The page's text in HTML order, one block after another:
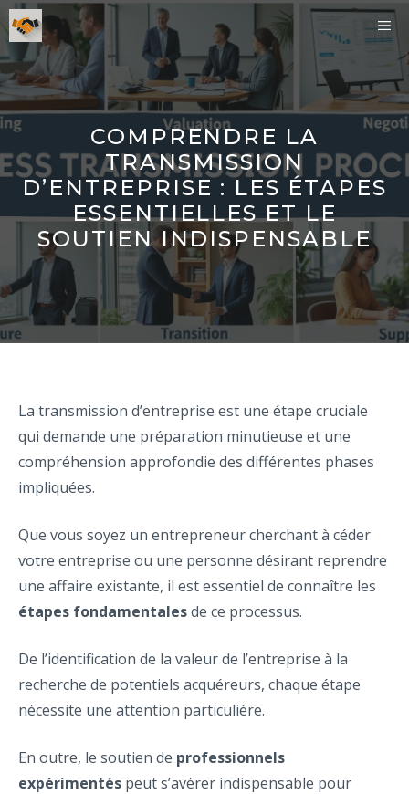
Aller
au
contenu
COMPRENDRE LA
TRANSMISSION
D’ENTREPRISE : LES ÉTAPES
ESSENTIELLES ET LE
SOUTIEN INDISPENSABLE
La transmission d’entreprise est une étape cruciale
qui demande une préparation minutieuse et une
compréhension approfondie des différentes phases
impliquées.
Que vous soyez un entrepreneur cherchant à céder
votre entreprise ou une personne désirant reprendre
une affaire existante, il est essentiel de connaître les
étapes fondamentalesde ce processus.
De l’identification de la valeur de l’entreprise à la
recherche de potentiels acquéreurs, chaque étape
nécessite une attention particulière.
En outre, le soutien de professionnels
expérimentés peut s’avérer indispensable pour